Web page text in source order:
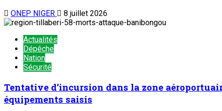
ONEP NIGER 8 juillet 2026
Actualités
Dépêche
Nation
Sécurité
Tentative d’incursion dans la zone
équipements saisis